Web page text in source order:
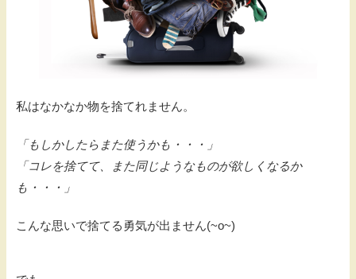
私はなかなか物を捨てれません。
「もしかしたらまた使うかも・・・」
「コレを捨てて、また同じようなものが欲しくなるか
も・・・」
こんな思いで捨てる勇気が出ません(~o~)